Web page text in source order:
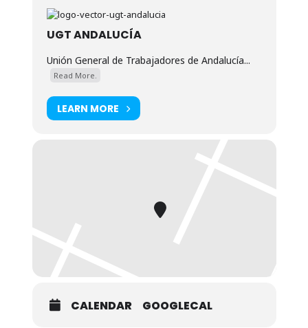
UGT ANDALUCÍA
Unión General de Trabajadores de Andalucía...
Read More.
LEARN MORE
CALENDAR GOOGLECAL